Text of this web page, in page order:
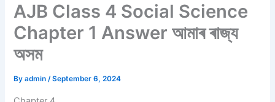
AJB Class 4 Social Science
Chapter 1 Answer আমাৰ ৰাজ্য
অসম
Byadmin/September 6, 2024